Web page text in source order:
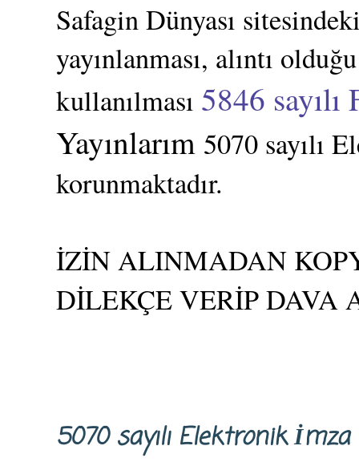
Safagin Dünyası
yayınlanması, alıntı
kullanılması 5846 sayılı
Yayınlarım 5070 sayılı
korunmaktadır.
İZİN ALINMADAN
DİLEKÇE VERİP
5070 sayılı Elektronik